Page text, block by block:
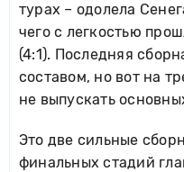
турах – одолела
чего с легкостью
(4:1). Последняя
составом, но вот на
не выпускать
Это две сильные
финальных стадий